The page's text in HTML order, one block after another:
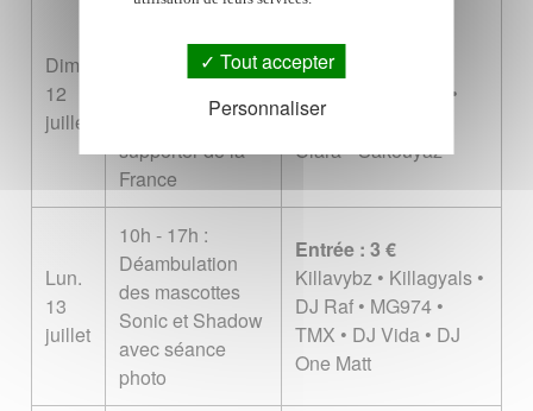
Dim.
12
juillet
10h - 12h :
Mascotte football
supporter de la
France
Féoga • Lumière
Family • Médérice •
Aissya • Ségael •
Clara • Sakouyaz
Lun.
13
juillet
10h - 17h :
Déambulation
des mascottes
Sonic et Shadow
avec séance
photo
Entrée : 3 €
Killavybz • Killagyals •
DJ Raf • MG974 •
TMX • DJ Vida • DJ
One Matt
Tout accepter
Personnaliser